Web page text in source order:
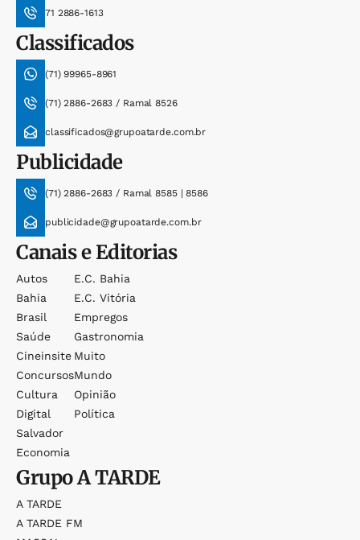
71 2886-1613
Classificados
(71) 99965-8961
(71) 2886-2683 / Ramal 8526
classificados@grupoatarde.com.br
Publicidade
(71) 2886-2683 / Ramal 8585 | 8586
publicidade@grupoatarde.com.br
Canais e Editorias
Autos
Bahia
Brasil
Saúde
Cineinsite
Concursos
Cultura
Digital
Salvador
Economia
E.c. Bahia
E.c. Vitória
Empregos
Gastronomia
Muito
Mundo
Opinião
Política
GrupoA TARDE
A TARDE
A TARDE FM